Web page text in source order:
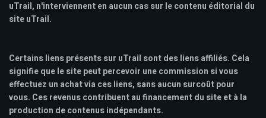
uTrail, n'interviennent en aucun cas sur le contenu éditorial du
site uTrail.
Certains liens présents sur uTrail sont des liens affiliés. Cela
signifie que le site peut percevoir une commission si vous
effectuez un achat via ces liens, sans aucun surcoût pour
vous. Ces revenus contribuent au financement du site et à la
production de contenus indépendants.